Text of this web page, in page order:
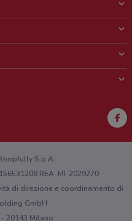
S.p.A.
REA: MI-2029270
di direzione e coordinamento di
GmbH
20143 Milano